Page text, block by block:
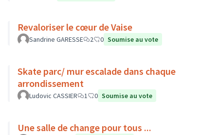
Revaloriser le cœur de Vaise
Sandrine GARESSE 2 0 Soumise au vote
Skate parc/ mur escalade dans chaque
arrondissement
Ludovic CASSIER 1 0 Soumise au vote
Une salle de change pour tous ...